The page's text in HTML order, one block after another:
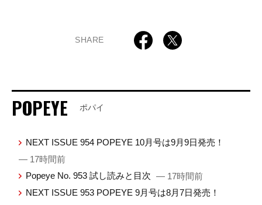
SHARE
POPEYE ポパイ
NEXT ISSUE 954 POPEYE 10月号は9月9日発売！
— 17時間前
Popeye No. 953 試し読みと目次 — 17時間前
NEXT ISSUE 953 POPEYE 9月号は8月7日発売！